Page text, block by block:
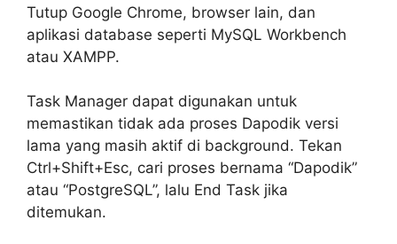
Tutup Google Chrome, browser lain, dan
aplikasi database seperti MySQL Workbench
atau XAMPP.
Task Manager dapat digunakan untuk
memastikan tidak ada proses Dapodik versi
lama yang masih aktif di background. Tekan
Ctrl+Shift+Esc, cari proses bernama “Dapodik”
atau “PostgreSQL”, lalu End Task jika
ditemukan.